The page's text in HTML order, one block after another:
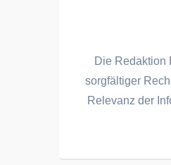
Die Redaktion
sorgfältiger
Relevanz der